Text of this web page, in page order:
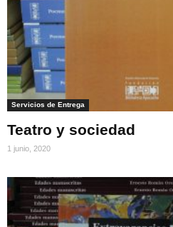
Servicios de Entrega
Teatro y sociedad
1 junio, 2020